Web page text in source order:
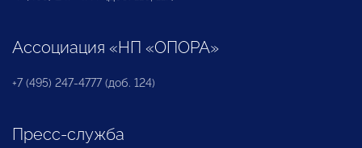
Ассоциация «НП «ОПОРА»
+7 (495) 247-4777 (доб. 124)
Пресс-служба